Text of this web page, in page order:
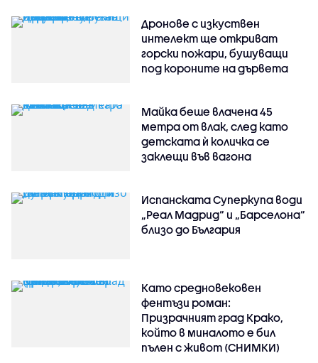
Дронове с изкуствен
интелект ще откриват
горски пожари, бушуващи
под короните на дървета
Майка беше влачена 45
метра от влак, след като
детската ѝ количка се
заклещи във вагона
Испанската Суперкупа води
„Реал Мадрид“ и „Барселона“
близо до България
Като средновековен
фентъзи роман:
Призрачният град Крако,
който в миналото е бил
пълен с живот (СНИМКИ)